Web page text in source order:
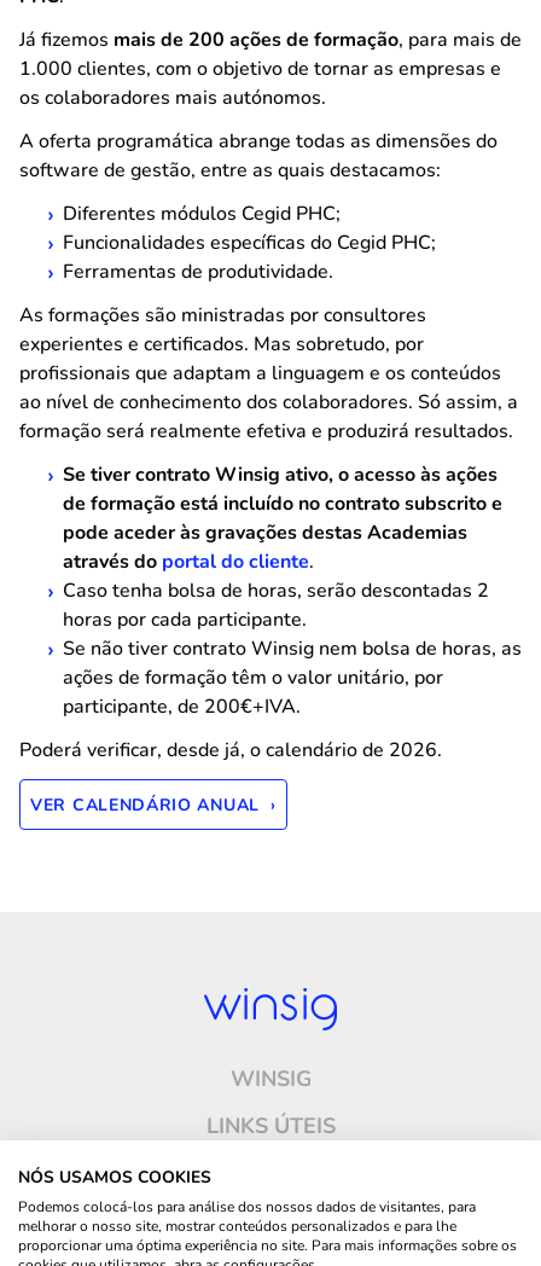
Já fizemos mais de 200 ações de formação, para mais de
1.000 clientes, com o objetivo de tornar as empresas e
os colaboradores mais autónomos.
A oferta programática abrange todas as dimensões do
software de gestão, entre as quais destacamos:
Diferentes módulos Cegid PHC;
Funcionalidades específicas do Cegid PHC;
Ferramentas de produtividade.
As formações são ministradas por consultores
experientes e certificados. Mas sobretudo, por
profissionais que adaptam a linguagem e os conteúdos
ao nível de conhecimento dos colaboradores. Só assim, a
formação será realmente efetiva e produzirá resultados.
Se tiver contrato Winsig ativo, o acesso às ações
de formação está incluído no contrato subscrito e
pode aceder às gravações destas Academias
através do portal do cliente.
Caso tenha bolsa de horas, serão descontadas 2
horas por cada participante.
Se não tiver contrato Winsig nem bolsa de horas, as
ações de formação têm o valor unitário, por
participante, de 200€+IVA.
Poderá verificar, desde já, o calendário de 2026.
VER CALENDÁRIO ANUAL ›
WINSIG
LINKS ÚTEIS
ONDE ESTAMOS
CONTACTOS
NÓS USAMOS COOKIES
Podemos colocá-los para análise dos nossos dados de visitantes, para
melhorar o nosso site, mostrar conteúdos personalizados e para lhe
proporcionar uma óptima experiência no site. Para mais informações sobre os